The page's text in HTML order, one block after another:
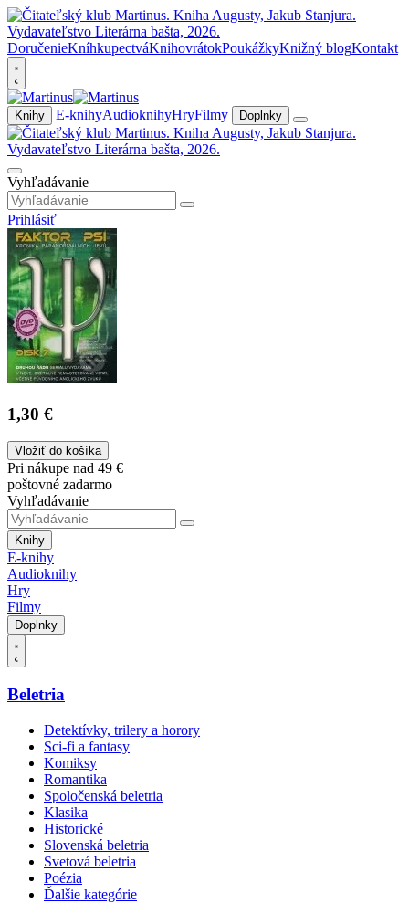
DoručenieKníhkupectváKnihovrátokPoukážkyKnižný blogKontakt
Knihy E-knihyAudioknihyHryFilmy Doplnky
Vyhľadávanie
Prihlásiť
1,30 €
Vložiť do košíka
Pri nákupe nad 49 €
poštovné zadarmo
Vyhľadávanie
Knihy
E-knihy
Audioknihy
Hry
Filmy
Doplnky
Beletria
Detektívky, trilery a horory
Sci-fi a fantasy
Komiksy
Romantika
Spoločenská beletria
Klasika
Historické
Slovenská beletria
Svetová beletria
Poézia
Ďalšie kategórie